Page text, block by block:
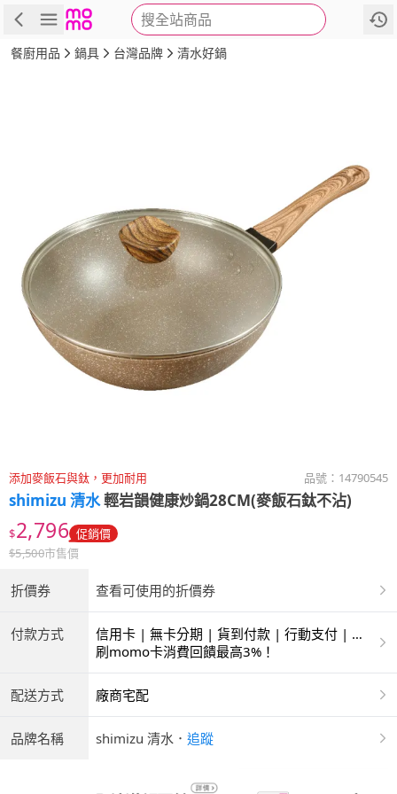
搜全站商品
商品 評價 詳情
餐廚用品 鍋具 台灣品牌 清水好鍋
添加麥飯石與鈦，更加耐用 品號： 14790545
shimizu 清水輕岩韻健康炒鍋28CM(麥飯石鈦不沾)
$2,796 促銷價
$5,500市售價
折價券 查看可使用的折價券
付款方式
信用卡 | 無卡分期 | 貨到付款 | 行動支付 | 超
商付款 | ATM | 銀聯卡
刷momo卡消費回饋最高3%！
配送方式 廠商宅配
品牌名稱 shimizu 清水 ． 追蹤